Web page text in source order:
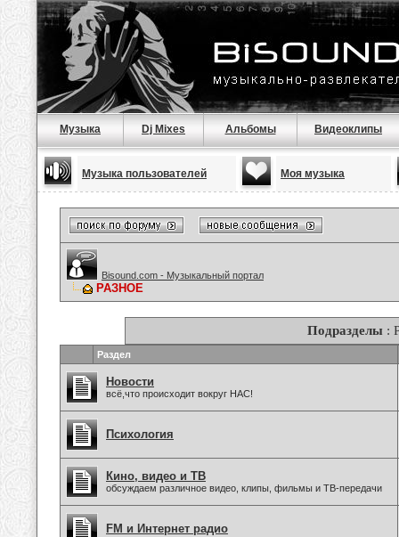
Музыка Dj Mixes Альбомы Видеоклипы
Музыка пользователей Моя музыка
Bisound.com - Музыкальный портал
РАЗНОЕ
Подразделы :
Раздел
Новости
всё,что происходит вокруг НАС!
Психология
Кино, видео и ТВ
обсуждаем различное видео, клипы, фильмы и ТВ-передачи
FM и Интернет радио